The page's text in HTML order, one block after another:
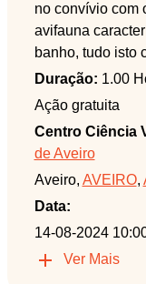
no convívio com
avifauna
banho, tudo isto
Duração: 1.00
Ação gratuita
Centro Ciência
de Aveiro
Aveiro, AVEIRO,
Data:
14-08-2024
Ver Mais